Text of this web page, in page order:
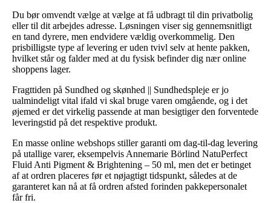
Du bør omvendt vælge at vælge at få udbragt til din privatbolig
eller til dit arbejdes adresse. Løsningen viser sig gennemsnitligt
en tand dyrere, men endvidere vældig overkommelig. Den
prisbilligste type af levering er uden tvivl selv at hente pakken,
hvilket står og falder med at du fysisk befinder dig nær online
shoppens lager.
Fragttiden på Sundhed og skønhed || Sundhedspleje er jo
ualmindeligt vital ifald vi skal bruge varen omgående, og i det
øjemed er det virkelig passende at man besigtiger den forventede
leveringstid på det respektive produkt.
En masse online webshops stiller garanti om dag-til-dag levering
på utallige varer, eksempelvis Annemarie Börlind NatuPerfect
Fluid Anti Pigment & Brightening – 50 ml, men det er betinget
af at ordren placeres før et nøjagtigt tidspunkt, således at de
garanteret kan nå at få ordren afsted forinden pakkepersonalet
får fri.